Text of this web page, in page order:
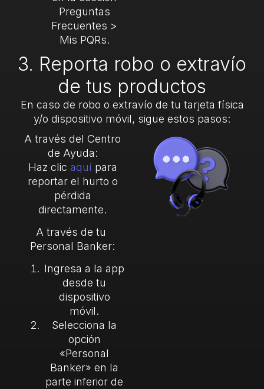
Preguntas
Frecuentes >
Mis PQRs.
3. Reporta robo o extravío
de tus productos
En caso de robo o extravío de tu tarjeta física
y/o dispositivo móvil, sigue estos pasos:
A través del Centro
de Ayuda:
Haz clic aquí para
reportar el hurto o
pérdida
directamente.
A través de tu
Personal Banker:
Ingresa a la app
desde tu
dispositivo
móvil.
Selecciona la
opción
«Personal
Banker» en la
parte inferior de